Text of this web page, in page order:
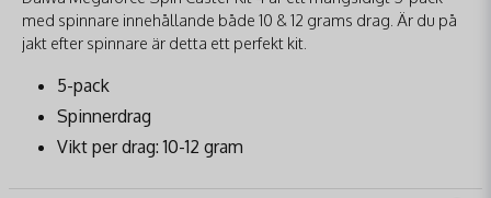
med spinnare innehållande både 10 & 12 grams drag. Är du på
jakt efter spinnare är detta ett perfekt kit.
5-pack
Spinnerdrag
Vikt per drag: 10-12 gram